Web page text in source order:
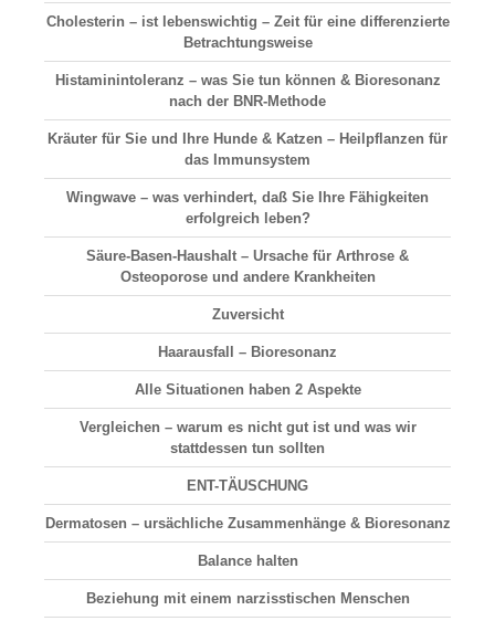
Cholesterin – ist lebenswichtig – Zeit für eine differenzierte
Betrachtungsweise
Histaminintoleranz – was Sie tun können & Bioresonanz
nach der BNR-Methode
Kräuter für Sie und Ihre Hunde & Katzen – Heilpflanzen für
das Immunsystem
Wingwave – was verhindert, daß Sie Ihre Fähigkeiten
erfolgreich leben?
Säure-Basen-Haushalt – Ursache für Arthrose &
Osteoporose und andere Krankheiten
Zuversicht
Haarausfall – Bioresonanz
Alle Situationen haben 2 Aspekte
Vergleichen – warum es nicht gut ist und was wir
stattdessen tun sollten
ENT-TÄUSCHUNG
Dermatosen – ursächliche Zusammenhänge & Bioresonanz
Balance halten
Beziehung mit einem narzisstischen Menschen